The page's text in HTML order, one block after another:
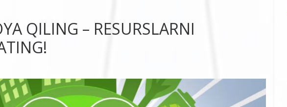
QILING – RESURSLARNI